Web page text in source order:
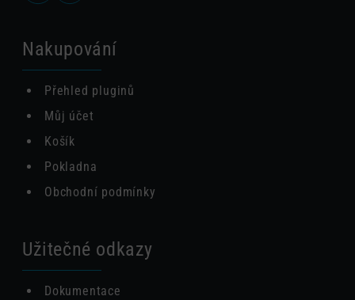
Nakupování
Přehled pluginů
Můj účet
Košík
Pokladna
Obchodní podmínky
Užitečné odkazy
Dokumentace